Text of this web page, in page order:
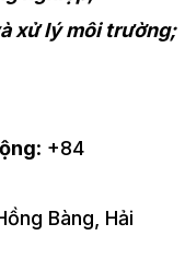
xử lý môi trường;
: +84
Bàng, Hải